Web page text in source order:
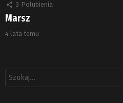
3 Polubienia
Marsz
4 lata temu